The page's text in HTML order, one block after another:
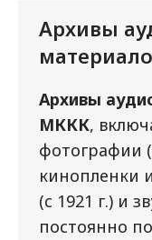
Архивы
Архивы
МККК,
фотографии
кинопленки
(с 1921 г.) и
постоянно